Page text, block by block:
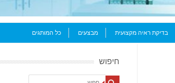
בדיקת ראיה מקצועית מבצעים כל המותגים
חיפוש
Search